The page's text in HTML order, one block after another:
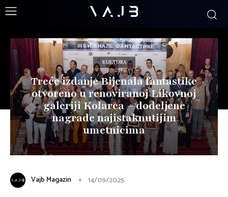
KULTURA
Treće izdanje Bijenala fantastike
otvoreno u renoviranoj Likovnoj
galeriji Kolarca – dodeljene
nagrade najistaknutijim
umetnicima
Vajb Magazin 14/09/2025